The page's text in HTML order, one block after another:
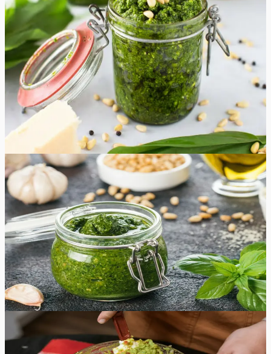
Karulaugupesto on üks populaarsemaid kevadisi
pestoretsepte ja suurepärane viis karulaugu
säilitamiseks. Vabastage looduse julged ja elujõulised
maitsed! Tutvustame lihtsat, maitsvat ja mitmekülgset
karulaugupestot. See ainulaadne pesto ühendab
karulaugu teravad ja mahedad maitsed värskete ürtide ja
pähklitega, et luua maitsesküllane pesto. Karulaugupesto
sobib ideaalselt pastale, pitsale, võileibadele või isegi
dipiks.
5min
tk
Lihtne
5.0Hinnang: (5)
Basiilikupesto
Selle hõrgutava basiilikupesto põhikomponentideks on
basiilik, oliiviõli, männipähklid ja parmesan. Peterselli
lisamine annab pestole erilise lisamaitse. Seda pestot
võite määrida nii saiale, kasutada pasta valmistamiseks
kui ka süüa niisama!
5min
16tk
Lihtne
Hinnang:(3)
Guacamole